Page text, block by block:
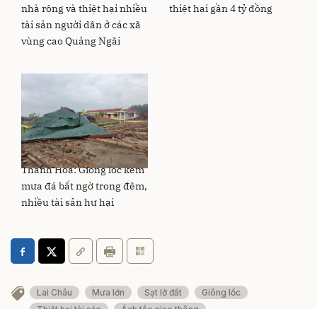
nhà rông và thiệt hại nhiều
tài sản người dân ở các xã
vùng cao Quảng Ngãi
thiệt hại gần 4 tỷ đồng
Thanh Hóa: Giông lốc kèm
mưa đá bất ngờ trong đêm,
nhiều tài sản hư hại
Lai Châu Mưa lớn Sạt lở đất
Giông lốc